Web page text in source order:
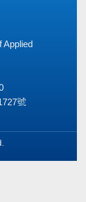
Applied
號